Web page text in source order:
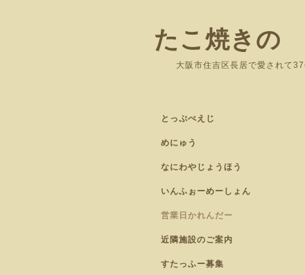
たこ焼きの
大阪市住吉区長
とっぷぺえじ
めにゅう
なにわやじょうほう
いんふぉーめーしょん
営業日かれんだー
近隣施設のご案内
すたっふー募集